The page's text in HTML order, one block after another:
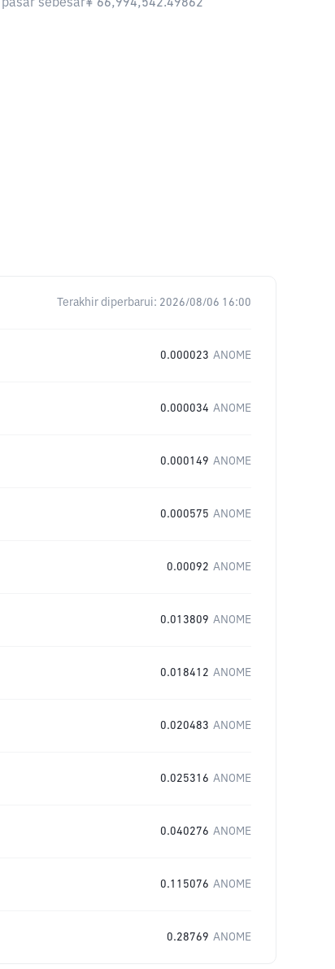
sebesar¥ 66,994,542.49862
Terakhir diperbarui: 2026/08/06 16:00
0.000023 ANOME
0.000034 ANOME
0.000149 ANOME
0.000575 ANOME
0.00092 ANOME
0.013809 ANOME
0.018412 ANOME
0.020483 ANOME
0.025316 ANOME
0.040276 ANOME
0.115076 ANOME
0.28769 ANOME